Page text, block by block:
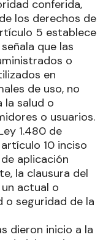
conferida,
los derechos de
5 establece
que las
o
en
de uso, no
la salud o
o usuarios.
1.480 de
10 inciso
aplicación
la clausura del
actual o
o seguridad de la
dieron inicio a la